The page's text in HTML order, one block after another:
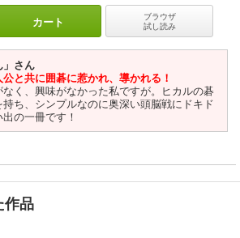
カート
ブラウザ
試し読み
」さん
と共に囲碁に惹かれ、導かれる！
く、興味がなかった私ですが。ヒカルの碁
ち、シンプルなのに奥深い頭脳戦にドキド
の一冊です！
作品